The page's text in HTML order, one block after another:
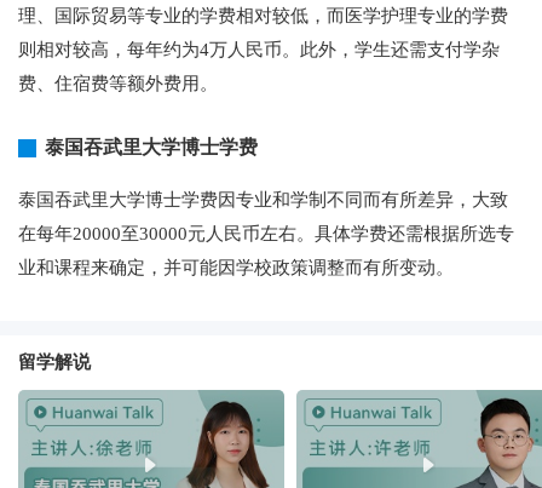
理、国际贸易等专业的学费相对较低，而医学护理专业的学费
则相对较高，每年约为4万人民币。此外，学生还需支付学杂
费、住宿费等额外费用。
泰国吞武里大学博士学费
泰国吞武里大学博士学费因专业和学制不同而有所差异，大致
在每年20000至30000元人民币左右。具体学费还需根据所选专
业和课程来确定，并可能因学校政策调整而有所变动。
留学解说